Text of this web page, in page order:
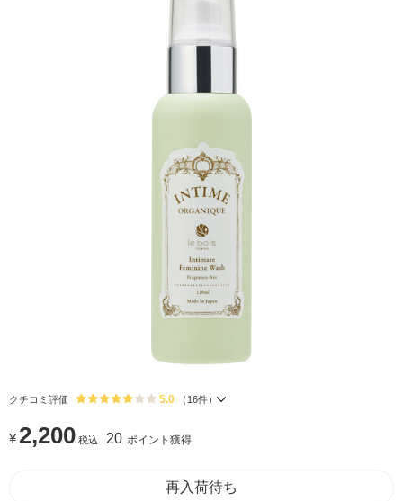
クチコミ評価 5.0 （ 16件）
¥ 2,200 税込 20 ポイント獲得
再入荷待ち